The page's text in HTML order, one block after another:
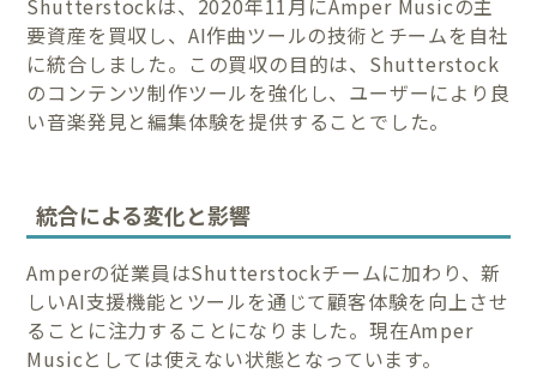
Shutterstockは、2020年11月にAmper Musicの主
要資産を買収し、AI作曲ツールの技術とチームを自社
に統合しました。この買収の目的は、Shutterstock
のコンテンツ制作ツールを強化し、ユーザーにより良
い音楽発見と編集体験を提供することでした。
統合による変化と影響
Amperの従業員はShutterstockチームに加わり、新
しいAI支援機能とツールを通じて顧客体験を向上させ
ることに注力することになりました。現在Amper
Musicとしては使えない状態となっています。